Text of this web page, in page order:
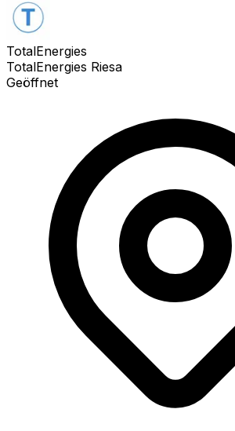
TotalEnergies
TotalEnergies Riesa
Geöffnet